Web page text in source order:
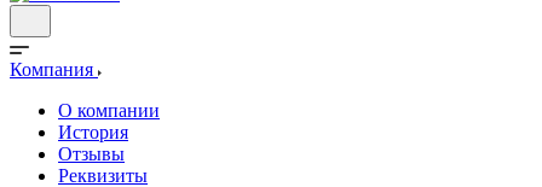
Компания
О компании
История
Отзывы
Реквизиты